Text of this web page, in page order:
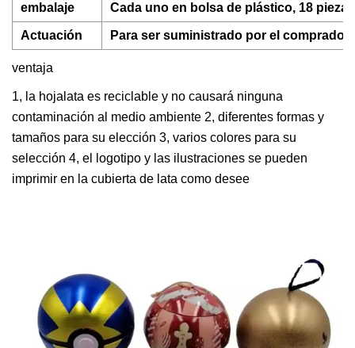
embalaje Cada uno en bolsa de plástico, 18
Actuación Para ser suministrado por el
ventaja
1, la hojalata es reciclable y no causará ninguna
contaminación al medio ambiente 2, diferentes formas y
tamaños para su elección 3, varios colores para su
selección 4, el logotipo y las ilustraciones se pueden
imprimir en la cubierta de lata como desee